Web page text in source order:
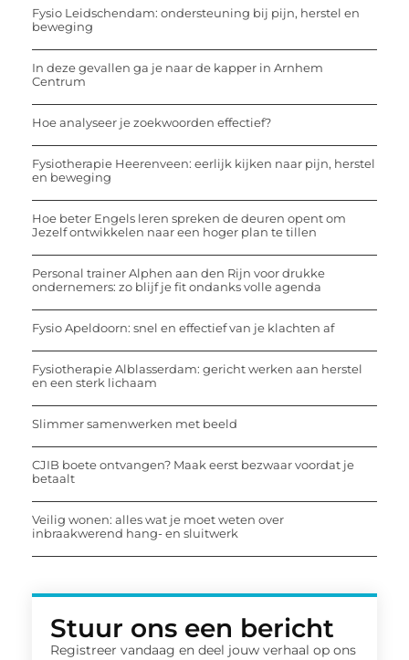
Fysio Leidschendam: ondersteuning bij pijn, herstel en
beweging
In deze gevallen ga je naar de kapper in Arnhem
Centrum
Hoe analyseer je zoekwoorden effectief?
Fysiotherapie Heerenveen: eerlijk kijken naar pijn, herstel
en beweging
Hoe beter Engels leren spreken de deuren opent om
Jezelf ontwikkelen naar een hoger plan te tillen
Personal trainer Alphen aan den Rijn voor drukke
ondernemers: zo blijf je fit ondanks volle agenda
Fysio Apeldoorn: snel en effectief van je klachten af
Fysiotherapie Alblasserdam: gericht werken aan herstel
en een sterk lichaam
Slimmer samenwerken met beeld
CJIB boete ontvangen? Maak eerst bezwaar voordat je
betaalt
Veilig wonen: alles wat je moet weten over
inbraakwerend hang- en sluitwerk
Stuur ons een bericht
Registreer vandaag en deel jouw verhaal op ons